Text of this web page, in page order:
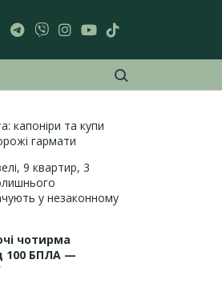
капоніри та купи
гармати
9 квартир, 3
у незаконному
чотирма
100 БПЛА —